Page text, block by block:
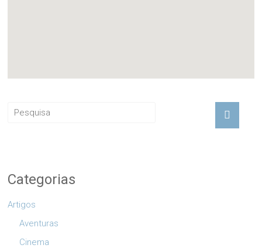
Categorias
Artigos
Aventuras
Cinema